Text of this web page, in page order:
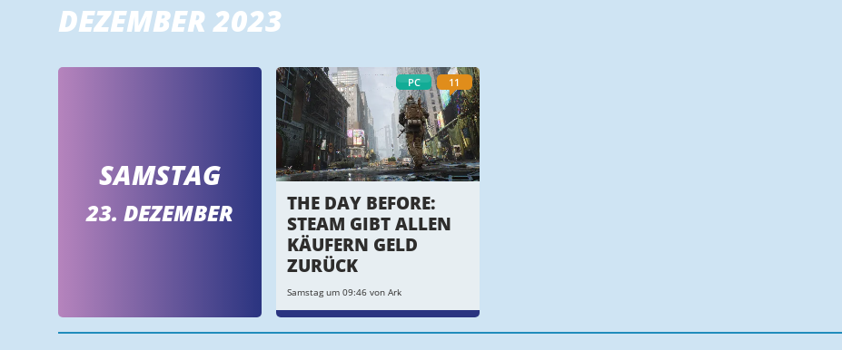
DEZEMBER 2023
SAMSTAG
23. DEZEMBER
PC 11
THE DAY BEFORE:
STEAM GIBT ALLEN
KÄUFERN GELD
ZURÜCK
Samstag um 09:46 von Ark